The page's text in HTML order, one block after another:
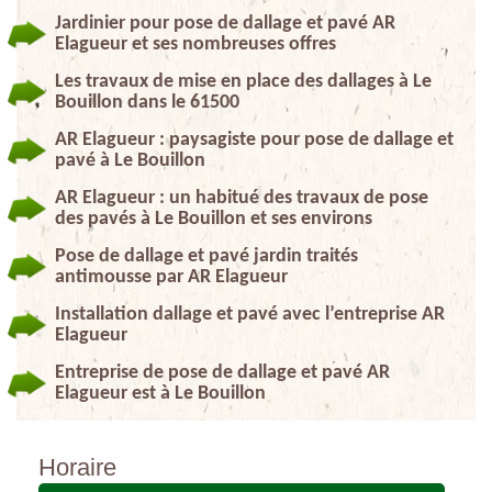
Jardinier pour pose de dallage et pavé AR
Elagueur et ses nombreuses offres
Les travaux de mise en place des dallages à Le
Bouillon dans le 61500
AR Elagueur : paysagiste pour pose de dallage et
pavé à Le Bouillon
AR Elagueur : un habitué des travaux de pose
des pavés à Le Bouillon et ses environs
Pose de dallage et pavé jardin traités
antimousse par AR Elagueur
Installation dallage et pavé avec l’entreprise AR
Elagueur
Entreprise de pose de dallage et pavé AR
Elagueur est à Le Bouillon
Horaire